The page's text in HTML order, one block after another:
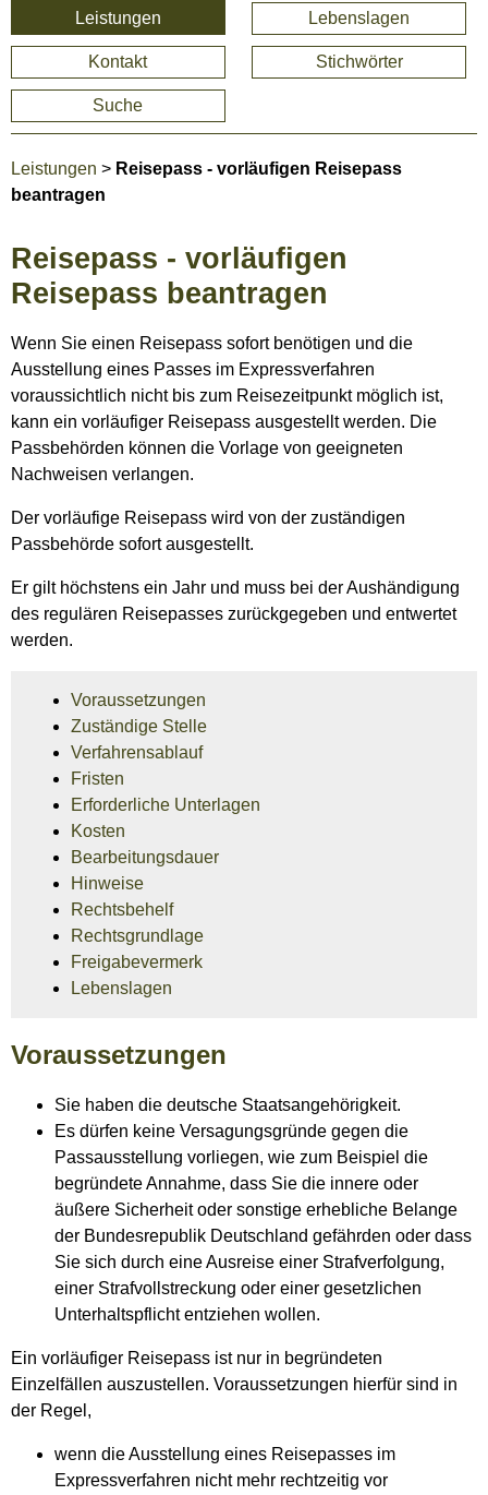
Leistungen Lebenslagen
Kontakt Stichwörter
Suche
Leistungen > Reisepass - vorläufigen Reisepass
beantragen
Reisepass - vorläufigen
Reisepass beantragen
Wenn Sie einen Reisepass sofort benötigen und die
Ausstellung eines Passes im Expressverfahren
voraussichtlich nicht bis zum Reisezeitpunkt möglich ist,
kann ein vorläufiger Reisepass ausgestellt werden. Die
Passbehörden können die Vorlage von geeigneten
Nachweisen verlangen.
Der vorläufige Reisepass wird von der zuständigen
Passbehörde sofort ausgestellt.
Er gilt höchstens ein Jahr und muss bei der Aushändigung
des regulären Reisepasses zurückgegeben und entwertet
werden.
Voraussetzungen
Zuständige Stelle
Verfahrensablauf
Fristen
Erforderliche Unterlagen
Kosten
Bearbeitungsdauer
Hinweise
Rechtsbehelf
Rechtsgrundlage
Freigabevermerk
Lebenslagen
Voraussetzungen
Sie haben die deutsche Staatsangehörigkeit.
Es dürfen keine Versagungsgründe gegen die
Passausstellung vorliegen, wie zum Beispiel die
begründete Annahme, dass Sie die innere oder
äußere Sicherheit oder sonstige erhebliche Belange
der Bundesrepublik Deutschland gefährden oder dass
Sie sich durch eine Ausreise einer Strafverfolgung,
einer Strafvollstreckung oder einer gesetzlichen
Unterhaltspflicht entziehen wollen.
Ein vorläufiger Reisepass ist nur in begründeten
Einzelfällen auszustellen. Voraussetzungen hierfür sind in
der Regel,
wenn die Ausstellung eines Reisepasses im
Expressverfahren nicht mehr rechtzeitig vor